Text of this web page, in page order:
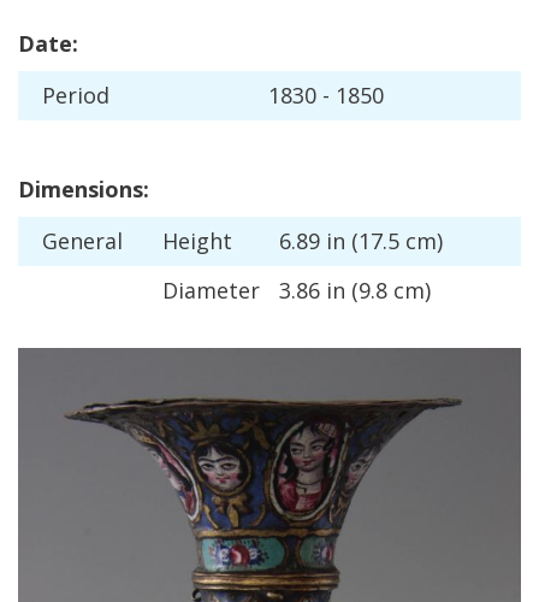
Date:
Period
1830 - 1850
Dimensions:
General
Height 6.89 in (17.5 cm)
Diameter
3.86 in (9.8 cm)